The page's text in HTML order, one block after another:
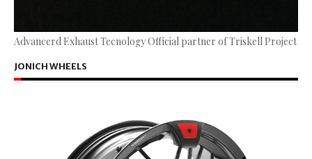
Advancerd Exhaust Tecnology Official partner of Triskell Project
JONICH WHEELS